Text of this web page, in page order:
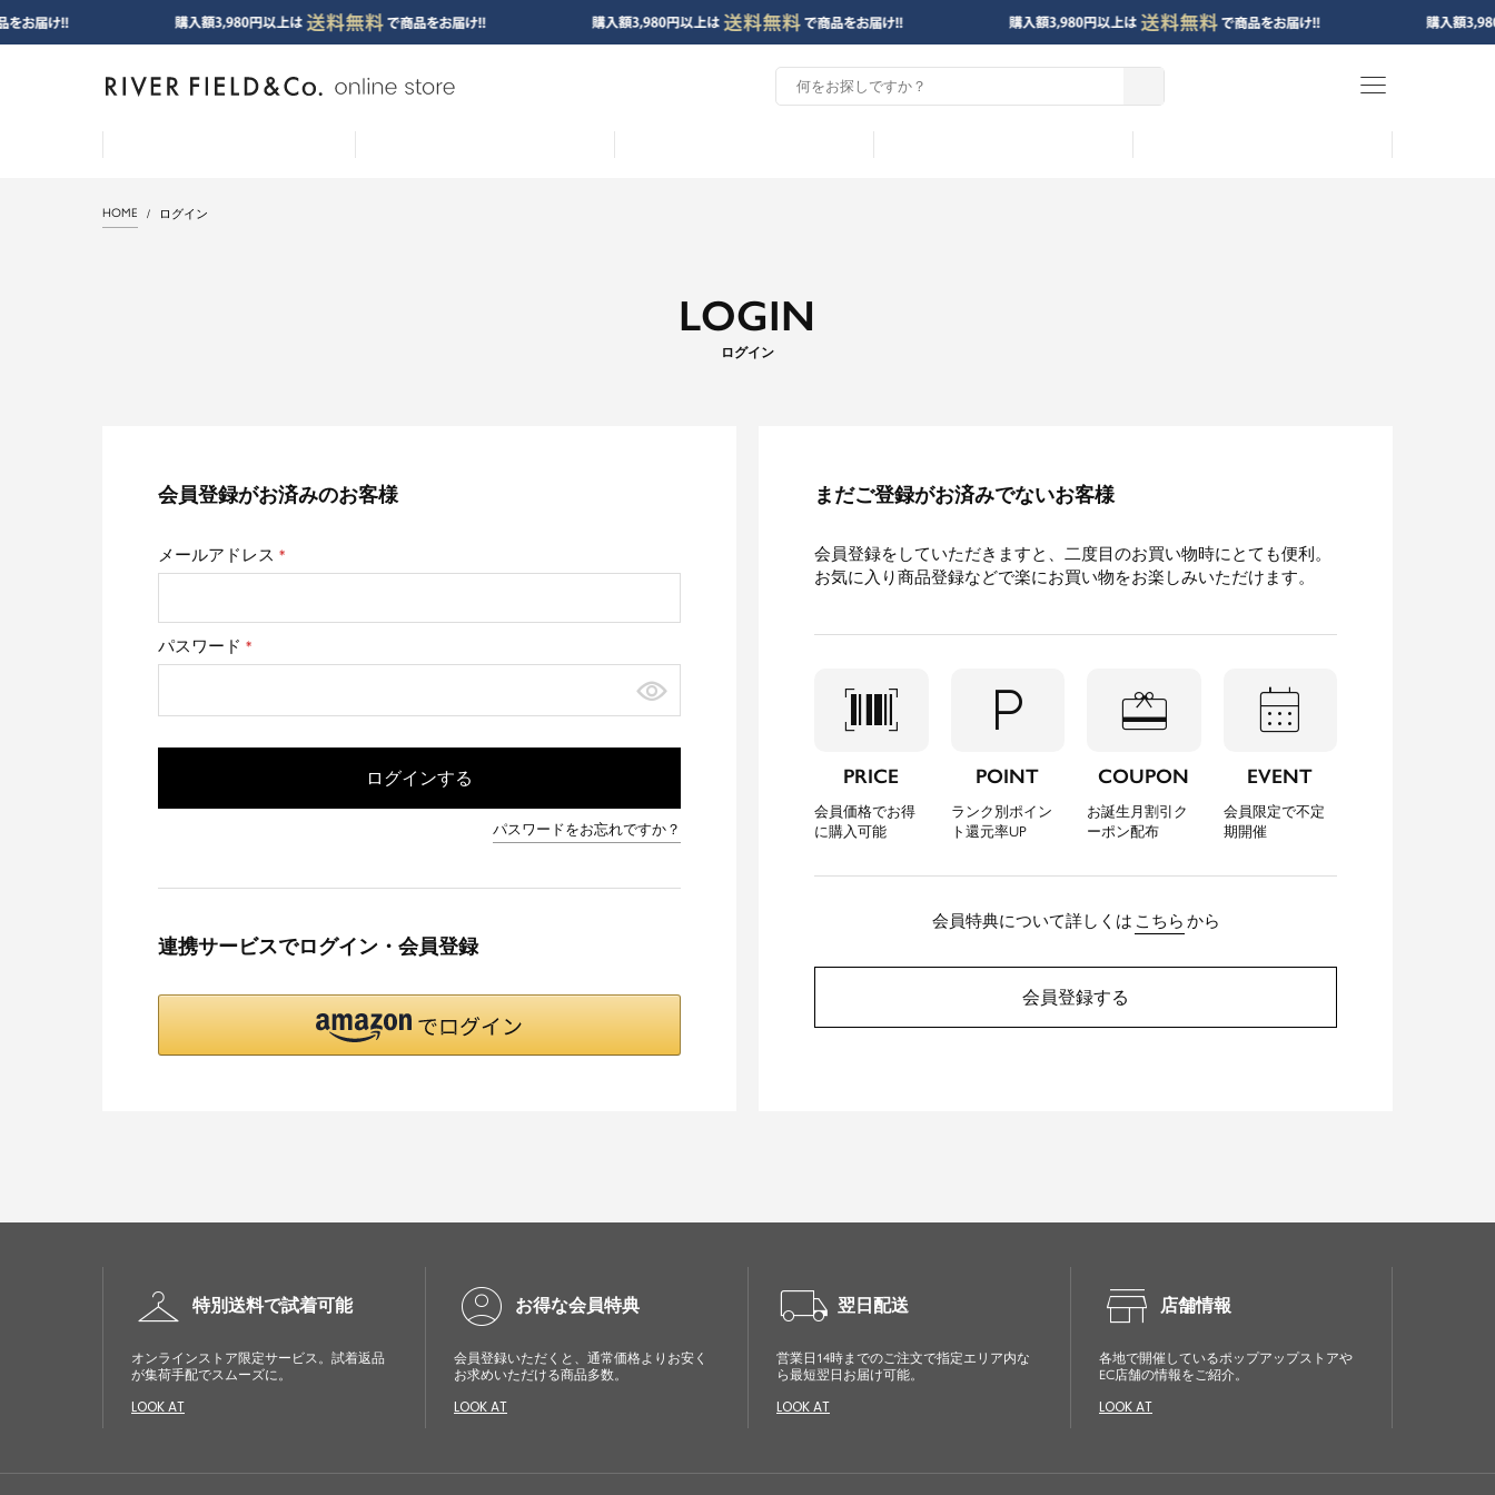
menu
HOME ログイン
LOGIN
ログイン
会員登録がお済みのお客様
メールアドレス
パスワード
ログインする
パスワードをお忘れですか？
連携サービスでログイン・会員登録
まだご登録がお済みでないお客様
会員登録をしていただきますと、二度目のお買い物時にとても便利。
お気に入り商品登録などで楽にお買い物をお楽しみいただけます。
barcode_scanner
PRICE
会員価格でお得
に購入可能
local_parking
POINT
ランク別ポイン
ト還元率UP
redeem
COUPON
お誕生月割引ク
ーポン配布
calendar_month
EVENT
会員限定で不定
期開催
会員特典について詳しくは こちら から
会員登録する
checkroom 特別送料で試着可能
オンラインストア限定サービス。試着返品
が集荷手配でスムーズに。
LOOK AT
account_circle お得な会員特典
会員登録いただくと、通常価格よりお安く
お求めいただける商品多数。
LOOK AT
local_shipping 翌日配送
営業日14時までのご注文で指定エリア内な
ら最短翌日お届け可能。
LOOK AT
store 店舗情報
各地で開催しているポップアップストアや
EC店舗の情報をご紹介。
LOOK AT